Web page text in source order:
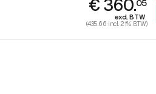
€ 360.05
excl. BTW
(435.66 incl. 21% BTW)